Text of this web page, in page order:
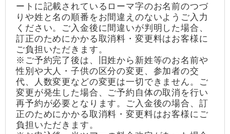
ートに記載されているローマ字のお名前のつづ
りや姓と名の順番をお間違えのないようご入力
ください。ご入金後に間違いが判明した場合、
訂正のためにかかる取消料・変更料はお客様に
ご負担いただきます。
※ご予約完了後は、旧姓から新姓等のお名前や
性別や大人・子供の区分の変更、参加者の交
代、人数変更などの変更は一切できません。ご
変更が発生した場合、ご予約自体の取消を行い
再予約が必要となります。ご入金後の場合、訂
正のためにかかる取消料・変更料はお客様にご
負担いただきます。